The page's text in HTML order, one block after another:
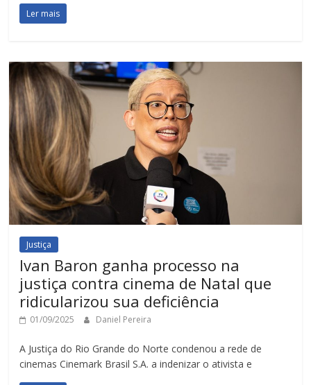
Ler mais
Justiça
Ivan Baron ganha processo na
justiça contra cinema de Natal que
ridicularizou sua deficiência
01/09/2025 Daniel Pereira
A Justiça do Rio Grande do Norte condenou a rede de
cinemas Cinemark Brasil S.A. a indenizar o ativista e